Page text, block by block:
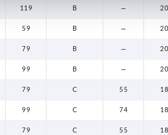
119 B — 20
59 B — 20
79 B — 20
99 B — 20
79 C 55 18
99 C 74 18
79 C 55 18